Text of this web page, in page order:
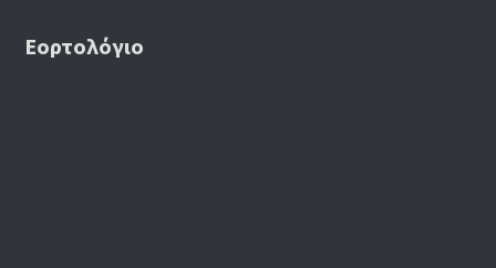
Εορτολόγιο